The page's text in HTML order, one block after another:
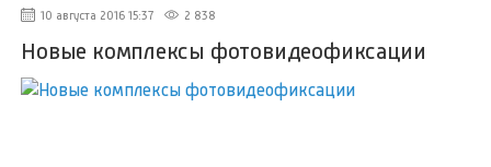
10 августа 2016 15:37 2 838
Новые комплексы фотовидеофиксации